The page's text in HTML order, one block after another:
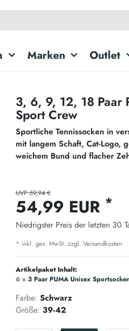
Marken Outlet
3, 6, 9, 12, 18 Paar
Sport Crew
Sportliche Tennissocken in
mit langem Schaft, Cat-Logo,
weichem Bund und flacher
UVP 59,94 €
54,99 EUR *
Niedrigster Preis der letzten 30
* inkl. ges. MwSt. zzgl. Versandkosten
Artikelpaket Inhalt:
6 x 3 Paar PUMA Unisex
Farbe: Schwarz
Größe: 39-42